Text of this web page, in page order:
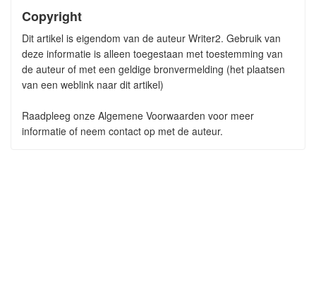
Copyright
Dit artikel is eigendom van de auteur Writer2. Gebruik van
deze informatie is alleen toegestaan met toestemming van
de auteur of met een geldige bronvermelding (het plaatsen
van een weblink naar dit artikel)
Raadpleeg onze Algemene Voorwaarden voor meer
informatie of neem contact op met de auteur.